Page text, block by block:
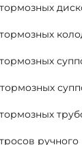
ручного